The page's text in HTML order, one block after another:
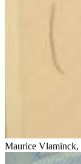
Maurice Vlaminck,